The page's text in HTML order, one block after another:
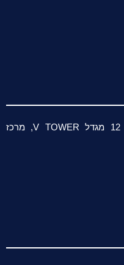
רחוב בר כוכבא 23 קומה 12 מגדל V TOWER, מרכז